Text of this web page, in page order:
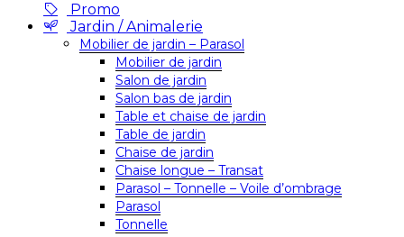
Promo
Jardin / Animalerie
Mobilier de jardin – Parasol
Mobilier de jardin
Salon de jardin
Salon bas de jardin
Table et chaise de jardin
Table de jardin
Chaise de jardin
Chaise longue – Transat
Parasol – Tonnelle – Voile d’ombrage
Parasol
Tonnelle